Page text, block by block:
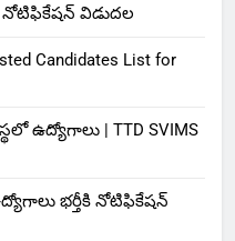
విడుదల
Candidates List for
ఉద్యోగాలు | TTD SVIMS
భర్తీకి నోటిఫికేషన్